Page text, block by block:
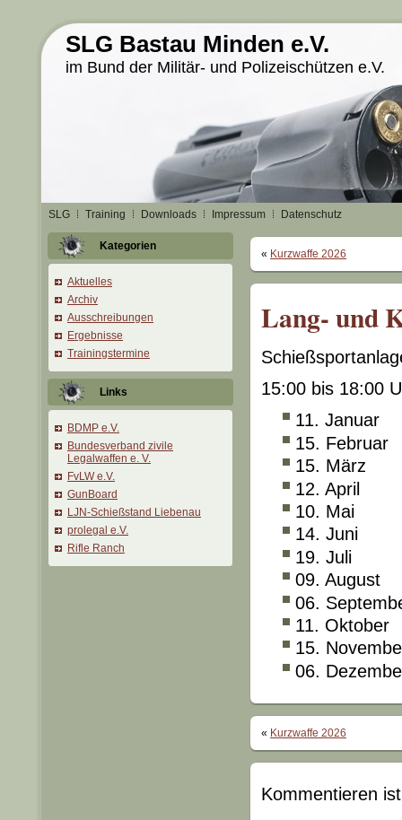
SLG Bastau Minden e.V.
im Bund der Militär- und Polizeischützen e.V.
SLG Training Downloads Impressum Datenschutz
Kategorien
Aktuelles
Archiv
Ausschreibungen
Ergebnisse
Trainingstermine
Links
BDMP e.V.
Bundesverband zivile
Legalwaffen e. V.
FvLW e.V.
GunBoard
LJN-Schießstand Liebenau
prolegal e.V.
Rifle Ranch
« Kurzwaffe 2026
Lang- und
15:00 bis 18:00
11. Januar
15. Februar
15. März
12. April
10. Mai
14. Juni
19. Juli
09. August
06.
11. Oktober
15.
06.
« Kurzwaffe 2026
Kommentieren